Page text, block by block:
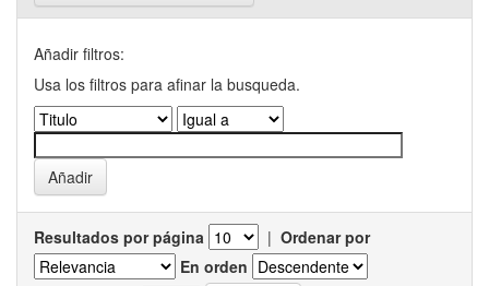
Añadir filtros:
Usa los filtros para afinar la busqueda.
Resultados por página | Ordenar por
En orden